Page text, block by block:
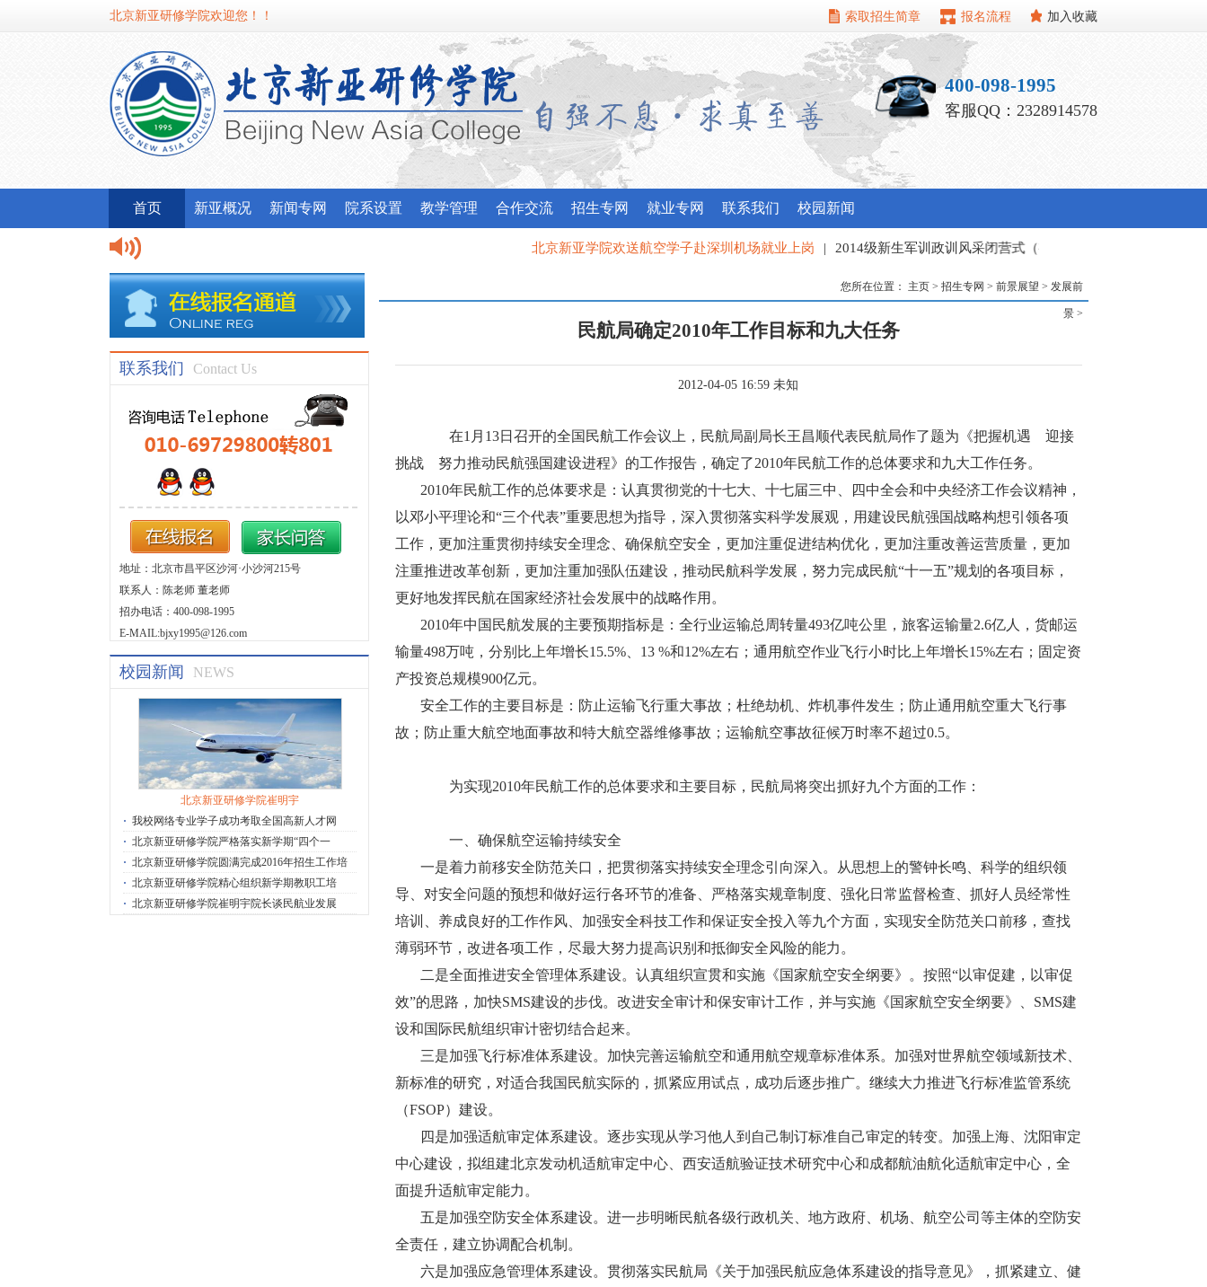
北京新亚研修学院欢迎您！！ 索取招生简章 报名流程 加入收藏
400-098-1995
客服QQ：2328914578
首页 新亚概况 新闻专网 院系设置 教学管理 合作交流 招生专网 就业专网 联系我们 校园新闻
北京新亚学院欢送航空学子赴深圳机场就业上岗 | 2014级新生军训政训风采闭营式（视频）
联系我们 Contact Us
地址：北京市昌平区沙河·小沙河215号
联系人：陈老师 董老师
招办电话：400-098-1995
E-MAIL:bjxy1995@126.com
校园新闻 NEWS
北京新亚研修学院崔明宇
· 我校网络专业学子成功考取全国高新人才网
· 北京新亚研修学院严格落实新学期“四个一
· 北京新亚研修学院圆满完成2016年招生工作培
· 北京新亚研修学院精心组织新学期教职工培
· 北京新亚研修学院崔明宇院长谈民航业发展
您所在位置： 主页 > 招生专网 > 前景展望 > 发展前
景 >
民航局确定2010年工作目标和九大任务
2012-04-05 16:59 未知
在1月13日召开的全国民航工作会议上，民航局副局长王昌顺代表民航局作了题为《把握机遇 迎接
挑战 努力推动民航强国建设进程》的工作报告，确定了2010年民航工作的总体要求和九大工作任务。
2010年民航工作的总体要求是：认真贯彻党的十七大、十七届三中、四中全会和中央经济工作会议精神，
以邓小平理论和“三个代表”重要思想为指导，深入贯彻落实科学发展观，用建设民航强国战略构想引领各项
工作，更加注重贯彻持续安全理念、确保航空安全，更加注重促进结构优化，更加注重改善运营质量，更加
注重推进改革创新，更加注重加强队伍建设，推动民航科学发展，努力完成民航“十一五”规划的各项目标，
更好地发挥民航在国家经济社会发展中的战略作用。
2010年中国民航发展的主要预期指标是：全行业运输总周转量493亿吨公里，旅客运输量2.6亿人，货邮运
输量498万吨，分别比上年增长15.5%、13 %和12%左右；通用航空作业飞行小时比上年增长15%左右；固定资
产投资总规模900亿元。
安全工作的主要目标是：防止运输飞行重大事故；杜绝劫机、炸机事件发生；防止通用航空重大飞行事
故；防止重大航空地面事故和特大航空器维修事故；运输航空事故征候万时率不超过0.5。
为实现2010年民航工作的总体要求和主要目标，民航局将突出抓好九个方面的工作：
一、确保航空运输持续安全
一是着力前移安全防范关口，把贯彻落实持续安全理念引向深入。从思想上的警钟长鸣、科学的组织领
导、对安全问题的预想和做好运行各环节的准备、严格落实规章制度、强化日常监督检查、抓好人员经常性
培训、养成良好的工作作风、加强安全科技工作和保证安全投入等九个方面，实现安全防范关口前移，查找
薄弱环节，改进各项工作，尽最大努力提高识别和抵御安全风险的能力。
二是全面推进安全管理体系建设。认真组织宣贯和实施《国家航空安全纲要》。按照“以审促建，以审促
效”的思路，加快SMS建设的步伐。改进安全审计和保安审计工作，并与实施《国家航空安全纲要》、SMS建
设和国际民航组织审计密切结合起来。
三是加强飞行标准体系建设。加快完善运输航空和通用航空规章标准体系。加强对世界航空领域新技术、
新标准的研究，对适合我国民航实际的，抓紧应用试点，成功后逐步推广。继续大力推进飞行标准监管系统
（FSOP）建设。
四是加强适航审定体系建设。逐步实现从学习他人到自己制订标准自己审定的转变。加强上海、沈阳审定
中心建设，拟组建北京发动机适航审定中心、西安适航验证技术研究中心和成都航油航化适航审定中心，全
面提升适航审定能力。
五是加强空防安全体系建设。进一步明晰民航各级行政机关、地方政府、机场、航空公司等主体的空防安
全责任，建立协调配合机制。
六是加强应急管理体系建设。贯彻落实民航局《关于加强民航应急体系建设的指导意见》，抓紧建立、健